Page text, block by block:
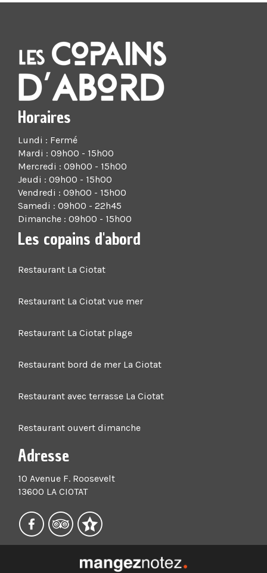
Horaires
Lundi : Fermé
Mardi : 09h00 - 15h00
Mercredi : 09h00 - 15h00
Jeudi : 09h00 - 15h00
Vendredi : 09h00 - 15h00
Samedi : 09h00 - 22h45
Dimanche : 09h00 - 15h00
Les copains d'abord
Restaurant La Ciotat
Restaurant La Ciotat vue mer
Restaurant La Ciotat plage
Restaurant bord de mer La Ciotat
Restaurant avec terrasse La Ciotat
Restaurant ouvert dimanche
Adresse
10 Avenue F. Roosevelt
13600 LA CIOTAT